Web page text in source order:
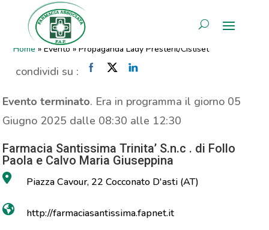
AREA RISERVATA
Propaganda Lady
Presteril/Cistiset
Home »Evento »Propaganda Lady Presteril/Cistiset
condividi su :
Evento terminato. Era in programma il giorno 05
Giugno 2025 dalle 08:30 alle 12:30
Farmacia Santissima Trinita’ S.n.c . di Follo
Paola e Calvo Maria Giuseppina
Piazza Cavour, 22 Cocconato D'asti (AT)
http://farmaciasantissima.fapnet.it